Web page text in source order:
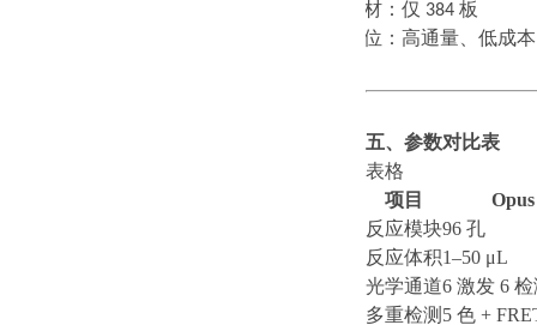
耗材：仅 384 板
定位：高通量、低成
五、参数对比表
表格
项目
反应模块96 孔
反应体积1–50 μL
光学通道6 激发 6
多重检测 5 色 +